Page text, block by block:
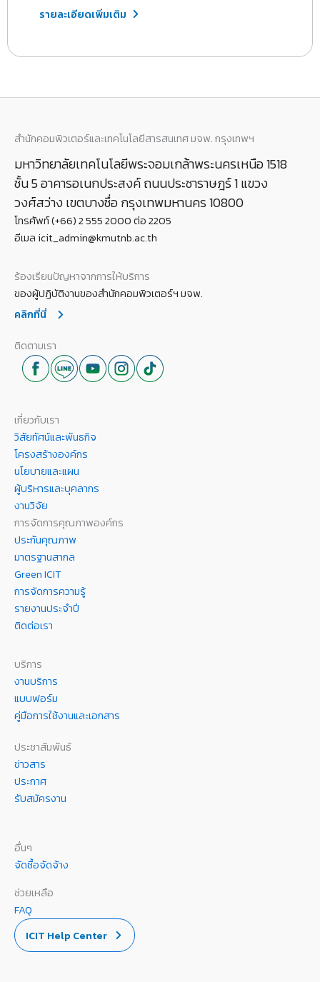
รายละเอียดเพิ่มเติม
สำนักคอมพิวเตอร์และเทคโนโลยีสารสนเทศ มจพ. กรุงเทพฯ
มหาวิทยาลัยเทคโนโลยีพระจอมเกล้าพระนครเหนือ 1518
ชั้น 5 อาคารอเนกประสงค์ ถนนประชาราษฎร์ 1 แขวง
วงศ์สว่าง เขตบางซื่อ กรุงเทพมหานคร 10800
โทรศัพท์ (+66) 2 555 2000 ต่อ 2205
อีเมล icit_admin@kmutnb.ac.th
ร้องเรียนปัญหาจากการให้บริการ
ของผู้ปฏิบัติงานของสำนักคอมพิวเตอร์ฯ มจพ.
คลิกที่นี่
ติดตามเรา
เกี่ยวกับเรา
วิสัยทัศน์และพันธกิจ
โครงสร้างองค์กร
นโยบายและแผน
ผู้บริหารและบุคลากร
งานวิจัย
การจัดการคุณภาพองค์กร
ประกันคุณภาพ
มาตรฐานสากล
Green ICIT
การจัดการความรู้
รายงานประจำปี
ติดต่อเรา
บริการ
งานบริการ
แบบฟอร์ม
คู่มือการใช้งานและเอกสาร
ประชาสัมพันธ์
ข่าวสาร
ประกาศ
รับสมัครงาน
อื่นๆ
จัดซื้อจัดจ้าง
ช่วยเหลือ
FAQ
ICIT Help Center